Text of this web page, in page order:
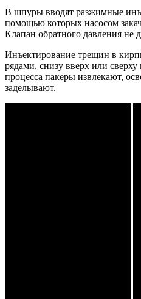
В шпуры вводят разжимные
помощью которых насосом
Клапан обратного давления не
Инъектирование трещин в
рядами, снизу вверх или
процесса пакеры извлекают,
заделывают.